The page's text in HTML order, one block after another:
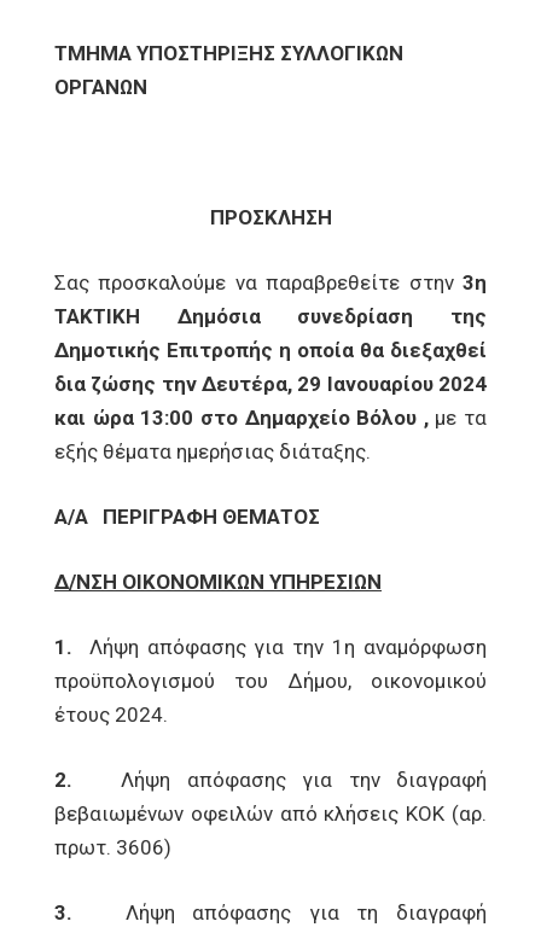
ΤΜΗΜΑ ΥΠΟΣΤΗΡΙΞΗΣ ΣΥΛΛΟΓΙΚΩΝ
ΟΡΓΑΝΩΝ
ΠΡΟΣΚΛΗΣΗ
Σας προσκαλούμε να παραβρεθείτε στην3η
ΤΑΚΤΙΚΗ Δημόσια συνεδρίαση της
Δημοτικής Επιτροπής η οποία θα διεξαχθεί
δια ζώσης την Δευτέρα, 29 Ιανουαρίου 2024
και ώρα 13:00 στο Δημαρχείο Βόλου , με τα
εξής θέματα ημερήσιας διάταξης.
Α/Α ΠΕΡΙΓΡΑΦΗ ΘΕΜΑΤΟΣ
Δ/ΝΣΗ ΟΙΚΟΝΟΜΙΚΩΝ ΥΠΗΡΕΣΙΩΝ
1.
Λήψη απόφασης για την 1η αναμόρφωση
προϋπολογισμού του Δήμου, οικονομικού
έτους 2024.
2.
Λήψη απόφασης για την διαγραφή
βεβαιωμένων οφειλών από κλήσεις ΚΟΚ (αρ.
πρωτ. 3606)
3.
Λήψη απόφασης για τη διαγραφή